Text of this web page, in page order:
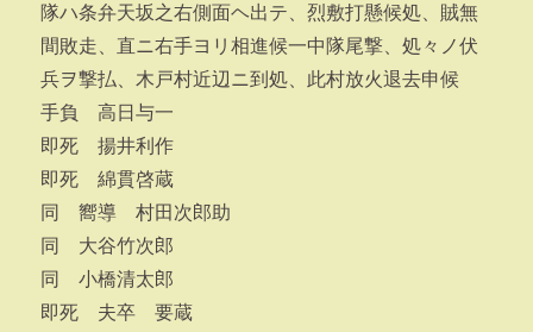
隊ハ条弁天坂之右側面ヘ出テ、烈敷打懸候処、賊無
間敗走、直ニ右手ヨリ相進候一中隊尾撃、処々ノ伏
兵ヲ撃払、木戸村近辺ニ到処、此村放火退去申候
手負 高日与一
即死 揚井利作
即死 綿貫啓蔵
同 嚮導 村田次郎助
同 大谷竹次郎
同 小橋清太郎
即死 夫卒 要蔵